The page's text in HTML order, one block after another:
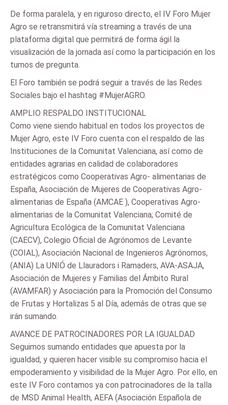
De forma paralela, y en riguroso directo, el IV Foro Mujer
Agro se retransmitirá vía streaming a través de una
plataforma digital que permitirá de forma ágil la
visualización de la jornada así como la participación en los
turnos de pregunta.
El Foro también se podrá seguir a través de las Redes
Sociales bajo el hashtag #MujerAGRO.
AMPLIO RESPALDO INSTITUCIONAL
Como viene siendo habitual en todos los proyectos de
Mujer Agro, este IV Foro cuenta con el respaldo de las
Instituciones de la Comunitat Valenciana, así como de
entidades agrarias en calidad de colaboradores
estratégicos como Cooperativas Agro- alimentarias de
España, Asociación de Mujeres de Cooperativas Agro-
alimentarias de España (AMCAE ), Cooperativas Agro-
alimentarias de la Comunitat Valenciana; Comité de
Agricultura Ecológica de la Comunitat Valenciana
(CAECV), Colegio Oficial de Agrónomos de Levante
(COIAL), Asociación Nacional de Ingenieros Agrónomos,
(ANIA) La UNIÓ de Llauradors i Ramaders, AVA-ASAJA,
Asociación de Mujeres y Familias del Ámbito Rural
(AVAMFAR) y Asociación para la Promoción del Consumo
de Frutas y Hortalizas 5 al Día, además de otras que se
irán sumando.
AVANCE DE PATROCINADORES POR LA IGUALDAD
Seguimos sumando entidades que apuesta por la
igualdad, y quieren hacer visible su compromiso hacia el
empoderamiento y visibilidad de la Mujer Agro. Por ello, en
este IV Foro contamos ya con patrocinadores de la talla
de MSD Animal Health, AEFA (Asociación Española de